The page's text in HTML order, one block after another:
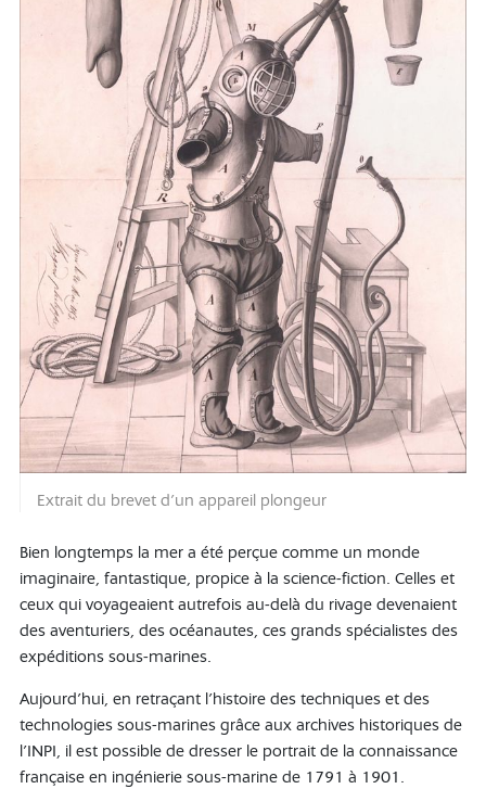
Extrait du brevet d'un appareil plongeur
Bien longtemps la mer a été perçue comme un monde
imaginaire, fantastique, propice à la science-fiction. Celles et
ceux qui voyageaient autrefois au-delà du rivage devenaient
des aventuriers, des océanautes, ces grands spécialistes des
expéditions sous-marines.
Aujourd'hui, en retraçant l'histoire des techniques et des
technologies sous-marines grâce aux archives historiques de
l’INPI, il est possible de dresser le portrait de la connaissance
française en ingénierie sous-marine de 1791 à 1901.